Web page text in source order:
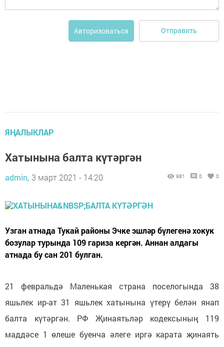
Авторизоваться Отправить
ЯҢАЛЫКЛАР
Хатынына балта күтәргән
admin, 3 март 2021 - 14:20 981 0 0
Узган атнада Тукай районы Эчке эшләр бүлегенә хокук
бозулар турында 109 гариза кергән. Аннан алдагы
атнада бу сан 201 булган.
21 февральдә Маленькая страна поселогында 38
яшьлек ир-ат 31 яшьлек хатынына үтерү белән янап
балта күтәргән. РФ Җинаятьләр кодексының 119
маддәсе 1 өлеше буенча әлеге иргә карата җинаять